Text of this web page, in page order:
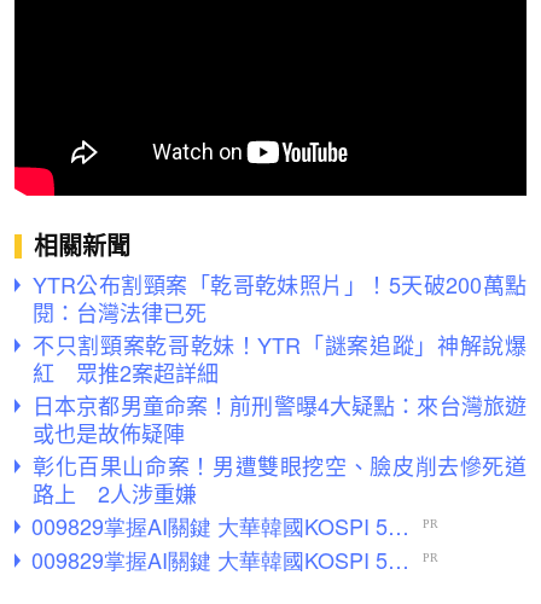
相關新聞
YTR公布割頸案「乾哥乾妹照片」！5天破200萬點
閱：台灣法律已死
不只割頸案乾哥乾妹！YTR「謎案追蹤」神解說爆
紅 眾推2案超詳細
日本京都男童命案！前刑警曝4大疑點：來台灣旅遊
或也是故佈疑陣
彰化百果山命案！男遭雙眼挖空、臉皮削去慘死道
路上 2人涉重嫌